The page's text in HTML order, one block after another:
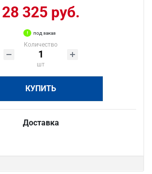
28 325 руб.
под заказ
Количество
шт
КУПИТЬ
Доставка